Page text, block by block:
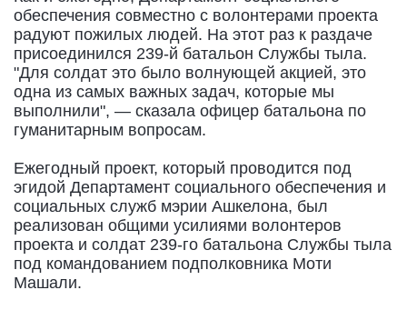
обеспечения совместно с волонтерами проекта
радуют пожилых людей. На этот раз к раздаче
присоединился 239-й батальон Службы тыла.
"Для солдат это было волнующей акцией, это
одна из самых важных задач, которые мы
выполнили", — сказала офицер батальона по
гуманитарным вопросам.
Ежегодный проект, который проводится под
эгидой Департамент социального обеспечения и
социальных служб мэрии Ашкелона, был
реализован общими усилиями волонтеров
проекта и солдат 239-го батальона Службы тыла
под командованием подполковника Моти
Машали.